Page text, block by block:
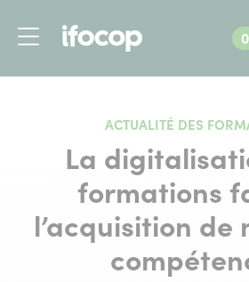
Menu
ACTUALITÉ DES
La
formations
l’acquisition de